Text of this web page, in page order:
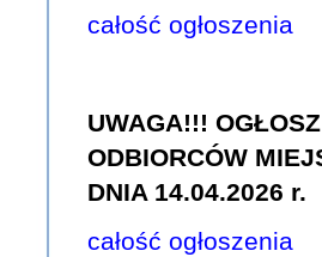
całość ogłoszenia
UWAGA!!!
ODBIORCÓW
DNIA 14.04.2026 r.
całość ogłoszenia